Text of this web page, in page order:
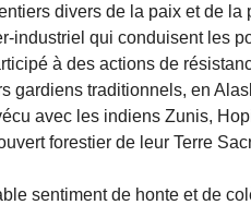
divers de la paix et de la
industriel qui conduisent les
à des actions de
gardiens traditionnels, en
avec les indiens Zunis,
forestier de leur Terre
sentiment de honte et de